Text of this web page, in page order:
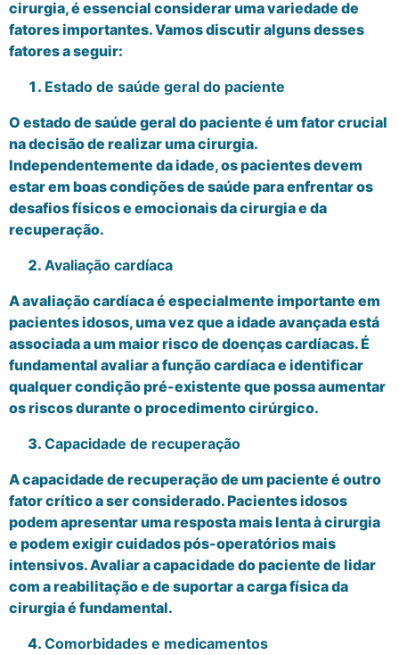
cirurgia, é essencial considerar uma variedade de
fatores importantes. Vamos discutir alguns desses
fatores a seguir:
Estado de saúde geral do paciente
O estado de saúde geral do paciente é um fator crucial
na decisão de realizar uma cirurgia.
Independentemente da idade, os pacientes devem
estar em boas condições de saúde para enfrentar os
desafios físicos e emocionais da cirurgia e da
recuperação.
Avaliação cardíaca
A avaliação cardíaca é especialmente importante em
pacientes idosos, uma vez que a idade avançada está
associada a um maior risco de doenças cardíacas. É
fundamental avaliar a função cardíaca e identificar
qualquer condição pré-existente que possa aumentar
os riscos durante o procedimento cirúrgico.
Capacidade de recuperação
A capacidade de recuperação de um paciente é outro
fator crítico a ser considerado. Pacientes idosos
podem apresentar uma resposta mais lenta à cirurgia
e podem exigir cuidados pós-operatórios mais
intensivos. Avaliar a capacidade do paciente de lidar
com a reabilitação e de suportar a carga física da
cirurgia é fundamental.
Comorbidades e medicamentos